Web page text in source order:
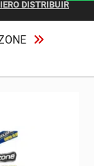
DISTRIBUIR